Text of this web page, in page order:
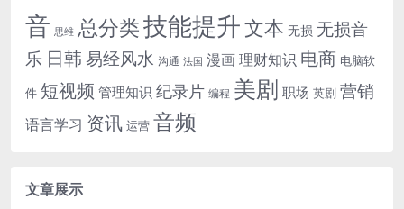
音 思维 总分类技能提升文本 无损 无损音
乐 日韩易经风水 沟通 法国 漫画理财知识 电商 电脑软
件 短视频 管理知识 纪录片 编程 美剧 职场 英剧 营销
语言学习 资讯 运营 音频
文章展示